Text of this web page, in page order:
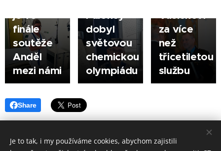
je ve
finále
soutěže
Anděl
mezi námi
Paloncý
dobyl
světovou
chemickou
olympiádu
Vašíčkovi
za více
než
třicetiletou
službu
Share
Je to tak, i my používáme cookies, abychom zajistili